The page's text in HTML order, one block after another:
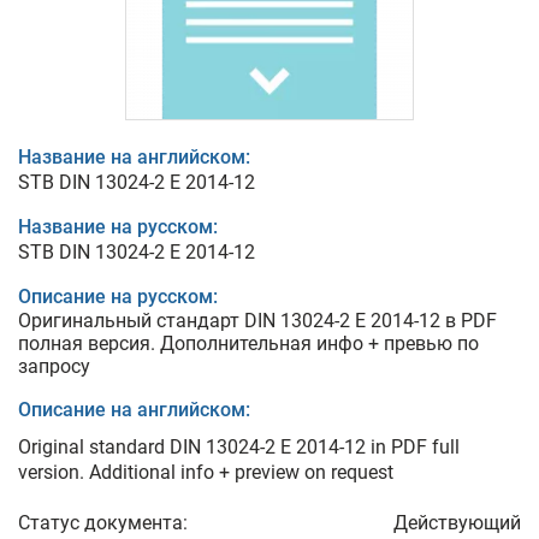
Название на английском:
STB DIN 13024-2 E 2014-12
Название на русском:
STB DIN 13024-2 E 2014-12
Описание на русском:
Оригинальный стандарт DIN 13024-2 E 2014-12 в PDF
полная версия. Дополнительная инфо + превью по
запросу
Описание на английском:
Original standard DIN 13024-2 E 2014-12 in PDF full
version. Additional info + preview on request
Статус документа: Действующий